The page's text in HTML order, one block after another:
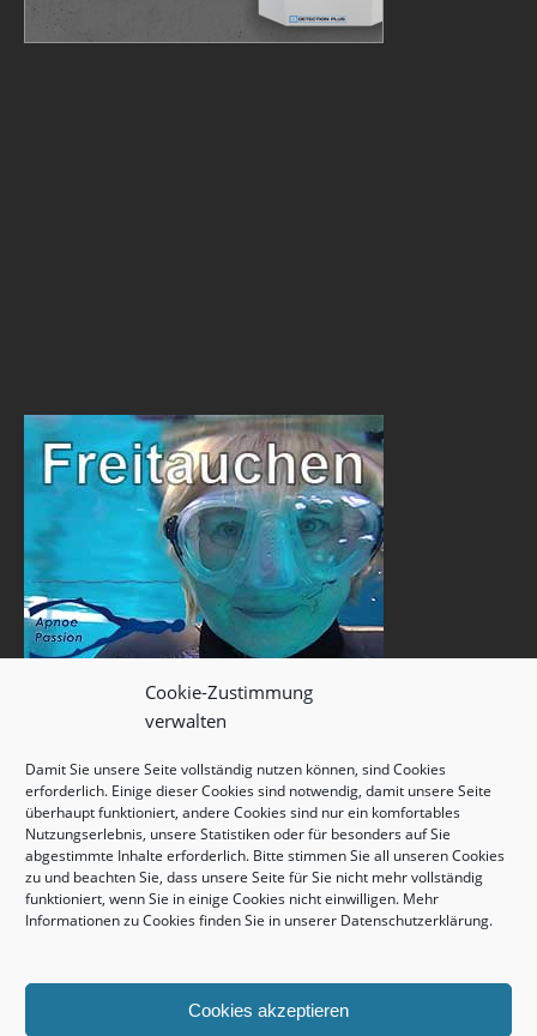
Cookie-Zustimmung
verwalten
Damit Sie unsere Seite vollständig nutzen können, sind Cookies
erforderlich. Einige dieser Cookies sind notwendig, damit unsere Seite
überhaupt funktioniert, andere Cookies sind nur ein komfortables
Nutzungserlebnis, unsere Statistiken oder für besonders auf Sie
abgestimmte Inhalte erforderlich. Bitte stimmen Sie all unseren Cookies
zu und beachten Sie, dass unsere Seite für Sie nicht mehr vollständig
funktioniert, wenn Sie in einige Cookies nicht einwilligen. Mehr
Informationen zu Cookies finden Sie in unserer Datenschutzerklärung.
Cookies akzeptieren